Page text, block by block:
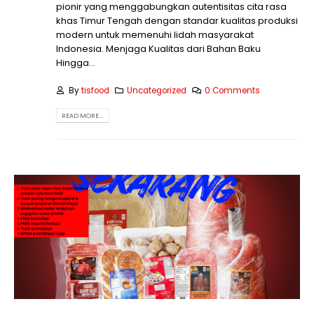
pionir yang menggabungkan autentisitas cita rasa
khas Timur Tengah dengan standar kualitas produksi
modern untuk memenuhi lidah masyarakat
Indonesia. Menjaga Kualitas dari Bahan Baku
Hingga...
Bytisfood Uncategorized 0 Comments
READ MORE...